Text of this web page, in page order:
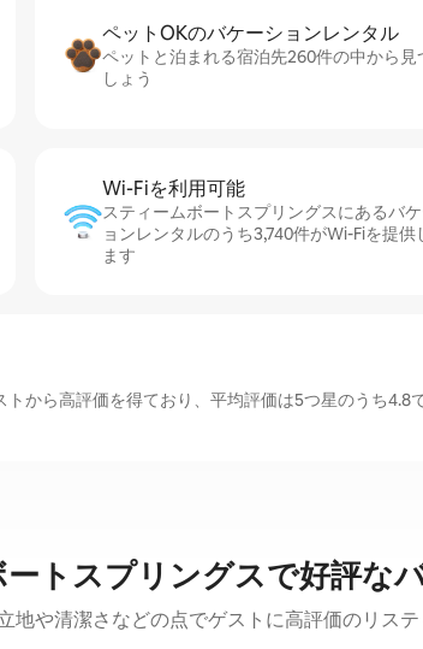
ペットOKのバ⁠ケ⁠ー⁠シ⁠ョ⁠ンレ⁠ン⁠タ⁠ル
ペットと泊まれる宿泊先260件の中から見
しょう
Wi-Fiを利⁠用⁠可⁠能
スティームボートスプリングスにあるバ
ョンレンタルのうち3,740件がWi-Fiを提供
ます
から高評価を得ており、平均評価は5つ星のうち4.8
トスプリングスで好評な
地や清潔さなどの点でゲストに高評価のリステ